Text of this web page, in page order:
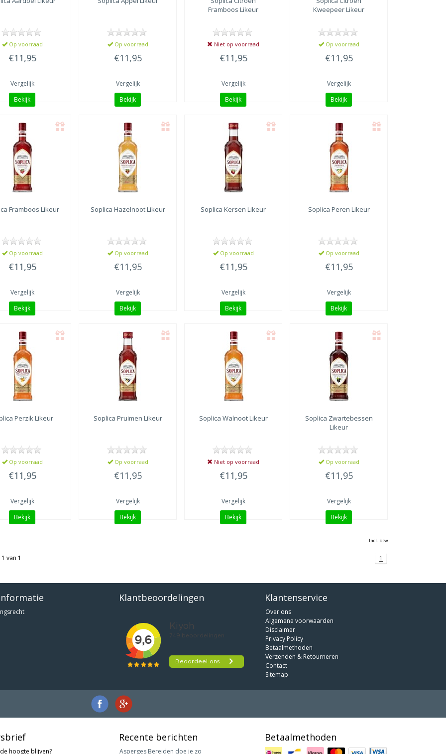
Op voorraad
€11,95
Vergelijk
Bekijk
Op voorraad
€11,95
Vergelijk
Bekijk
Framboos Likeur
Niet op voorraad
€11,95
Vergelijk
Bekijk
Kweepeer Likeur
Op voorraad
€11,95
Vergelijk
Bekijk
Framboos Likeur
Op voorraad
€11,95
Vergelijk
Bekijk
Soplica Hazelnoot Likeur
Op voorraad
€11,95
Vergelijk
Bekijk
Soplica Kersen Likeur
Op voorraad
€11,95
Vergelijk
Bekijk
Soplica Peren Likeur
Op voorraad
€11,95
Vergelijk
Bekijk
Perzik Likeur
Op voorraad
€11,95
Vergelijk
Bekijk
Soplica Pruimen Likeur
Op voorraad
€11,95
Vergelijk
Bekijk
Soplica Walnoot Likeur
Niet op voorraad
€11,95
Vergelijk
Bekijk
Soplica Zwartebessen
Likeur
Op voorraad
€11,95
Vergelijk
Bekijk
Incl. btw
van 1 1
Klantbeoordelingen Klantenservice
Over ons
Algemene voorwaarden
Disclaimer
Privacy Policy
Betaalmethoden
Verzenden & Retourneren
Contact
Sitemap
hoogte blijven?
Recente berichten
Asperges Bereiden doe je zo
Betaalmethoden